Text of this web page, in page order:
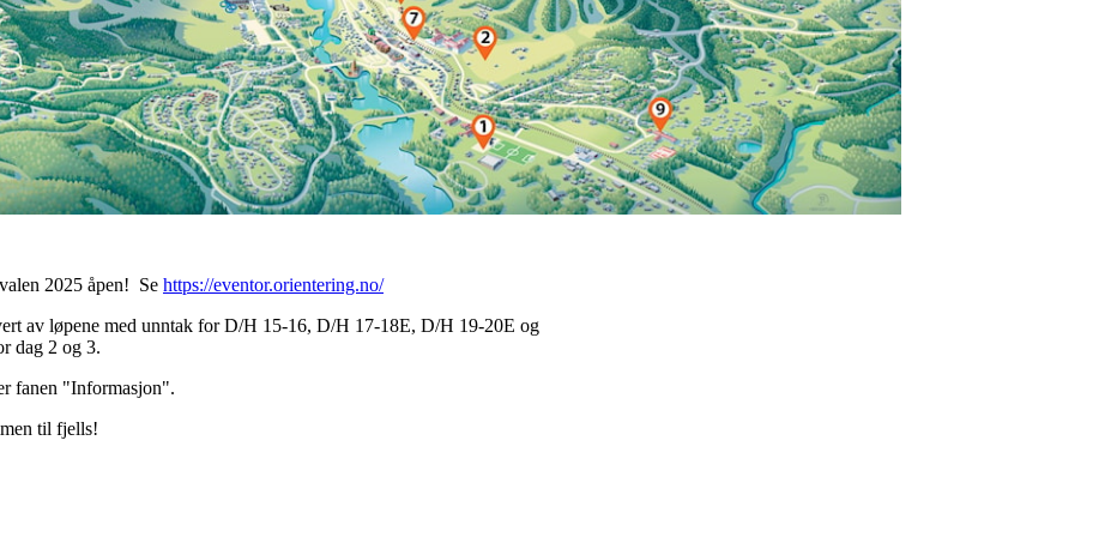
2025 åpen! Se https://eventor.orientering.no/
av løpene med unntak for D/H 15-16, D/H 17-18E, D/H 19-20E og
dag 2 og 3.
fanen "Informasjon".
til fjells!